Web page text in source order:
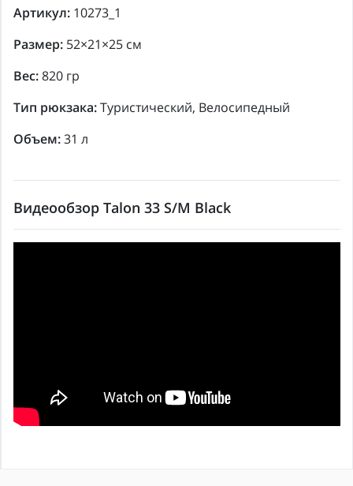
Артикул: 10273_1
Размер: 52×21×25 см
Вес:820 гр
Тип рюкзака:Туристический, Велосипедный
Объем:31 л
Видеообзор Talon 33 S/M Black